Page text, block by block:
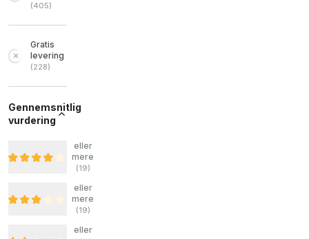
(405)
Gratis
levering
(228)
Gennemsnitlig
vurdering
eller
mere
(19)
eller
mere
(19)
eller